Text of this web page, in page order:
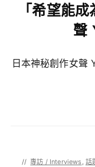
「希望能
聲
日本神秘創作女聲
// 專訪 / Interviews , 話